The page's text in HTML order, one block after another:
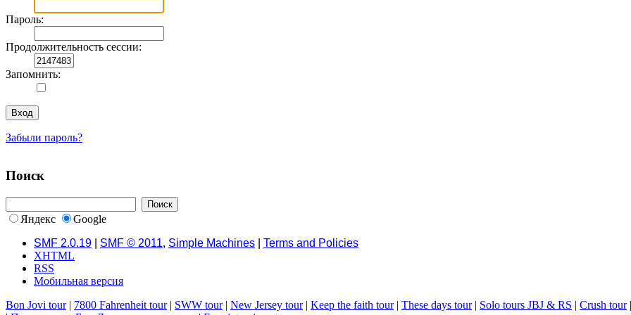
Пароль:
Продолжительность сессии:
Запомнить:
Забыли пароль?
Поиск
Яндекс
Google
SMF 2.0.19
SMF © 2011, Simple Machines
Terms and Policies
XHTML
RSS
Мобильная версия
Bon Jovi tour| 7800 Fahrenheit tour| SWW tour| New Jersey tour| Keep the faith tour| These days tour| Solo tours JBJ & RS | Crush tour|